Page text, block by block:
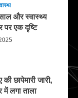
और स्वास्थ्य
पर एक दृष्टि
छापेमारी जारी,
लगा ताला